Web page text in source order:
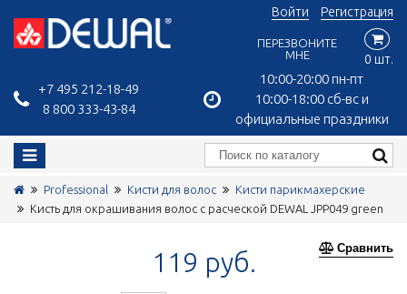
+7 495 212-18-49
8 800 333-43-84
10:00-20:00 пн-пт
10:00-18:00 сб-вс и
официальные праздники
Войти Регистрация
ПЕРЕЗВОНИТЕ
МНЕ
0 шт.
Professional Кисти для волос
Кисти парикмахерские
Кисть для окрашивания волос с расческой DEWAL JPP049 green
Сравнить
119 руб.